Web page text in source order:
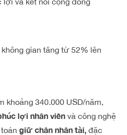
gian tăng từ 52% lên
khoảng 340.000 USD/năm,
lợi nhân viên và công nghệ
giữ chân nhân tài, đặc